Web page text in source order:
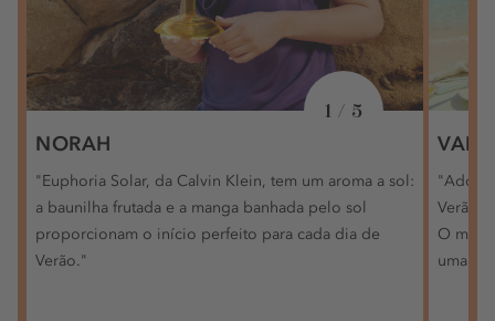
1 / 5
NORAH
"Euphoria Solar, da Calvin Klein, tem um aroma a sol:
a baunilha frutada e a manga banhada pelo sol
proporcionam o início perfeito para cada dia de
Verão."
"Adoro
Verão
O meu
uma